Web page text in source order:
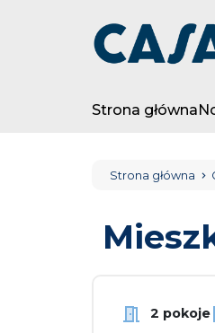
Strona główna
Strona główna
2 pokoje